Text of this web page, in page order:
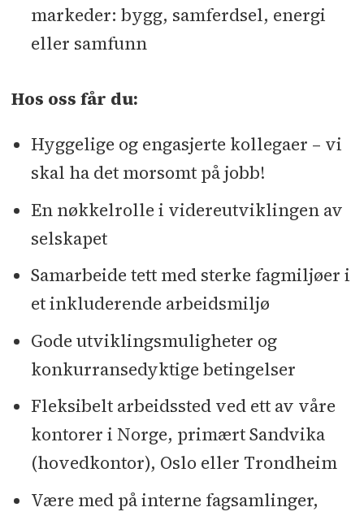
markeder: bygg, samferdsel, energi
eller samfunn
Hos oss får du:
Hyggelige og engasjerte kollegaer – vi
skal ha det morsomt på jobb!
En nøkkelrolle i videreutviklingen av
selskapet
Samarbeide tett med sterke fagmiljøer i
et inkluderende arbeidsmiljø
Gode utviklingsmuligheter og
konkurransedyktige betingelser
Fleksibelt arbeidssted ved ett av våre
kontorer i Norge, primært Sandvika
(hovedkontor), Oslo eller Trondheim
Være med på interne fagsamlinger,